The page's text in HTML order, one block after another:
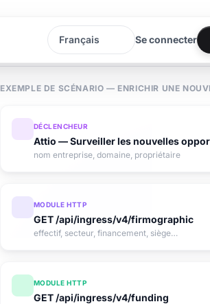
Langue
Langue
Se connecter
EXEMPLE DE SCÉNARIO — ENRICHIR UNE
DÉCLENCHEUR
Attio — Surveiller les nouvelles
nom entreprise, domaine, propriétaire
MODULE HTTP
GET /api/ingress/v4/firmographic
effectif, secteur, financement, siège…
MODULE HTTP
GET /api/ingress/v4/funding